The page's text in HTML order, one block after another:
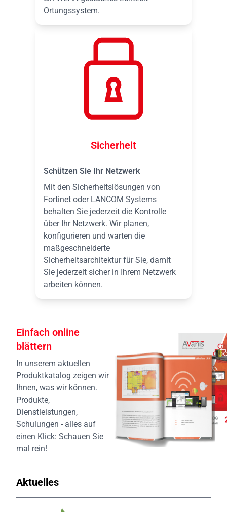
Ortungssystem.
Sicherheit
Schützen Sie Ihr Netzwerk
Mit den Sicherheitslösungen von
Fortinet oder LANCOM Systems
behalten Sie jederzeit die Kontrolle
über Ihr Netzwerk. Wir planen,
konfigurieren und warten die
maßgeschneiderte
Sicherheitsarchitektur für Sie, damit
Sie jederzeit sicher in Ihrem Netzwerk
arbeiten können.
Einfach online
blättern
In unserem aktuellen
Produktkatalog zeigen wir
Ihnen, was wir können.
Produkte,
Dienstleistungen,
Schulungen - alles auf
einen Klick: Schauen Sie
mal rein!
Aktuelles